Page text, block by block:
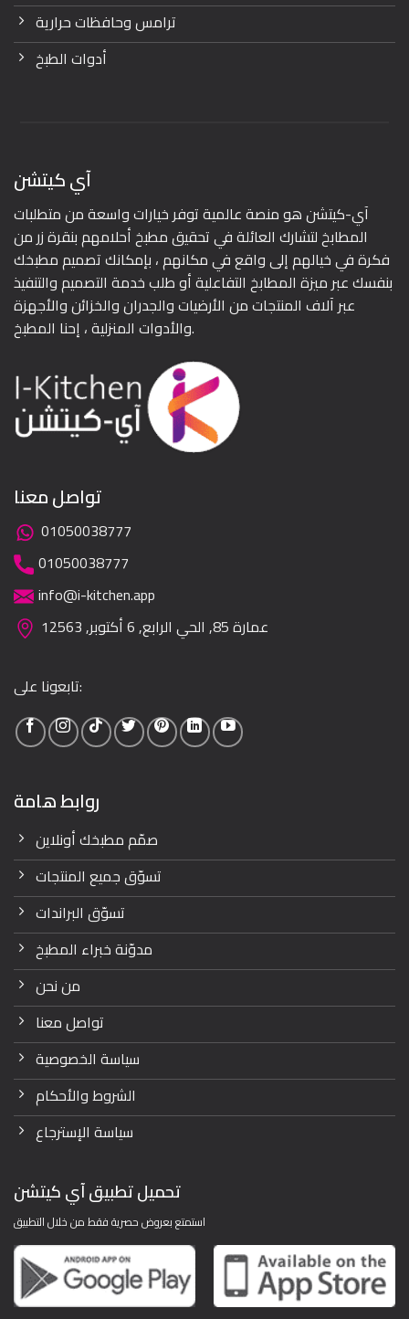
ترامس وحافظات حرارية
أدوات الطبخ
آي كيتشن
آي-كيتشن هو منصة عالمية توفر خيارات واسعة من متطلبات
المطابخ لتشارك العائلة في تحقيق مطبخ أحلامهم بنقرة زر من
فكرة في خيالهم إلى واقع في مكانهم ، بإمكانك تصميم مطبخك
بنفسك عبر ميزة المطابخ التفاعلية أو طلب خدمة التصميم والتنفيذ
عبر آلاف المنتجات من الأرضيات والجدران والخزائن والأجهزة
والأدوات المنزلية ، إحنا المطبخ.
تواصل معنا
01050038777
01050038777
info@i-kitchen.app
عمارة 85, الحي الرابع, 6 أكتوبر, 12563
تابعونا على:
روابط هامة
صمّم مطبخك أونلاين
تسوّق جميع المنتجات
تسوّق البراندات
مدوّنة خبراء المطبخ
من نحن
تواصل معنا
سياسة الخصوصية
الشروط والأحكام
سياسة الإسترجاع
تحميل تطبيق آي كيتشن
استمتع بعروض حصرية فقط من خلال التطبيق